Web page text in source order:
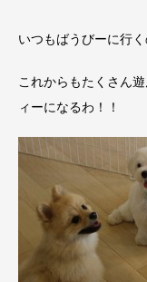
いつもばうびーに行
これからもたくさん
ィーになるわ！！